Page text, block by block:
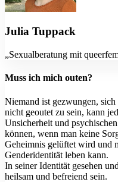
Julia Tuppack
„Sexualberatung mit
Muss ich mich outen?
Niemand ist gezwungen,
nicht geoutet zu sein, kann
Unsicherheit und
können, wenn man keine
Geheimnis gelüftet wird und
Genderidentität leben kann.
In seiner Identität gesehen
heilsam und befreiend sein.